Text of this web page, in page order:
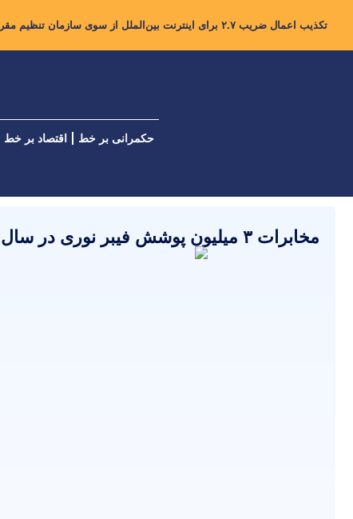
تکذیب اعمال ضریب ۲.۷ برای اینترنت بین‌الملل از سوی سازمان تنظیم مقررات
حکمرانی بر خط اقتصاد بر خط
مخابرات ۳ میلیون پوشش فیبر نوری در سال جاری ایجاد می‌کند